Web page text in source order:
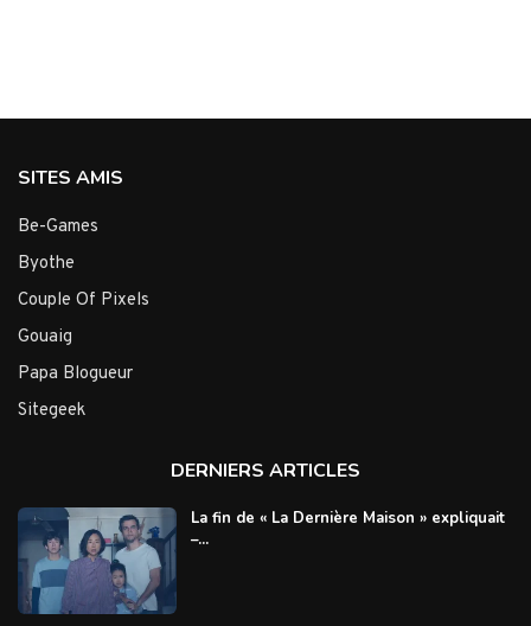
SITES AMIS
Be-Games
Byothe
Couple Of Pixels
Gouaig
Papa Blogueur
Sitegeek
DERNIERS ARTICLES
La fin de « La Dernière Maison » expliquait
–...